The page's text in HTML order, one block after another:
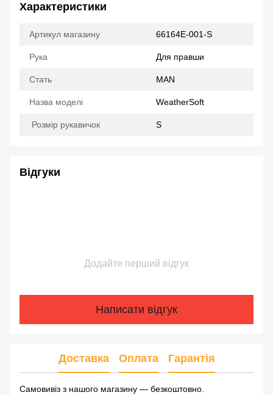
Характеристики
Артикул магазину 66164E-001-S
Рука Для правши
Стать MAN
Назва моделі WeatherSoft
Розмір рукавичок S
Відгуки
Додайте перший відгук
Написати відгук
Доставка Оплата Гарантія
Самовивіз з нашого магазину — безкоштовно.